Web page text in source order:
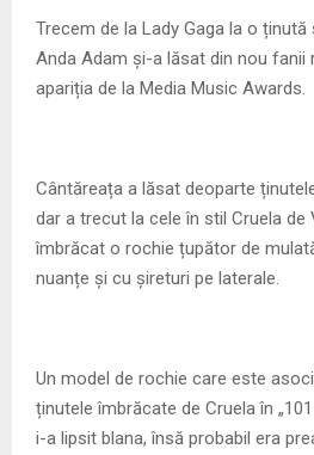
E
U
Trecem de la Lady Gaga la o
Anda Adam și-a lăsat din nou fanii
apariția de la Media Music Awards.
Cântăreața a lăsat deoparte
dar a trecut la cele în stil Cruela de
îmbrăcat o rochie țupător de
nuanțe și cu șireturi pe laterale.
Un model de rochie care este
ținutele îmbrăcate de Cruela în
i-a lipsit blana, însă probabil era